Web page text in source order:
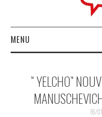
MENU
” YELCHO”
16/